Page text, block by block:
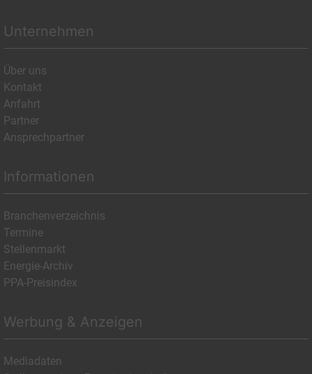
Unternehmen
Über uns
Kontakt
Anfahrt
Partner
Ansprechpartner
Informationen
Branchenverzeichnis
Termine
Stellenmarkt
Energie-Archiv
PPA-Preisindex
Werbung & Anzeigen
Mediadaten